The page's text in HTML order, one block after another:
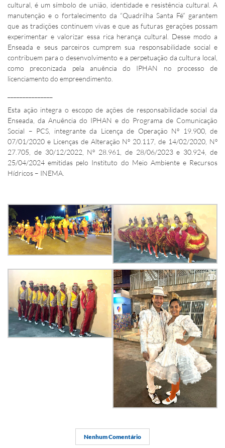
cultural, é um símbolo de união, identidade e resistência cultural. A
manutenção e o fortalecimento da “Quadrilha Santa Fé” garantem
que as tradições continuem vivas e que as futuras gerações possam
experimentar e valorizar essa rica herança cultural. Desse modo a
Enseada e seus parceiros cumprem sua responsabilidade social e
contribuem para o desenvolvimento e a perpetuação da cultura local,
como preconizada pela anuência do IPHAN no processo de
licenciamento do empreendimento.
Esta ação integra o escopo de ações de responsabilidade social da
Enseada, da Anuência do IPHAN e do Programa de Comunicação
Social – PCS, integrante da Licença de Operação Nº 19.900, de
07/01/2020 e Licenças de Alteração Nº 20.117, de 14/02/2020, Nº
27.705, de 30/12/2022, Nº 28.961, de 28/06/2023 e 30.924, de
25/04/2024 emitidas pelo Instituto do Meio Ambiente e Recursos
Hídricos – INEMA.
Nenhum Comentário